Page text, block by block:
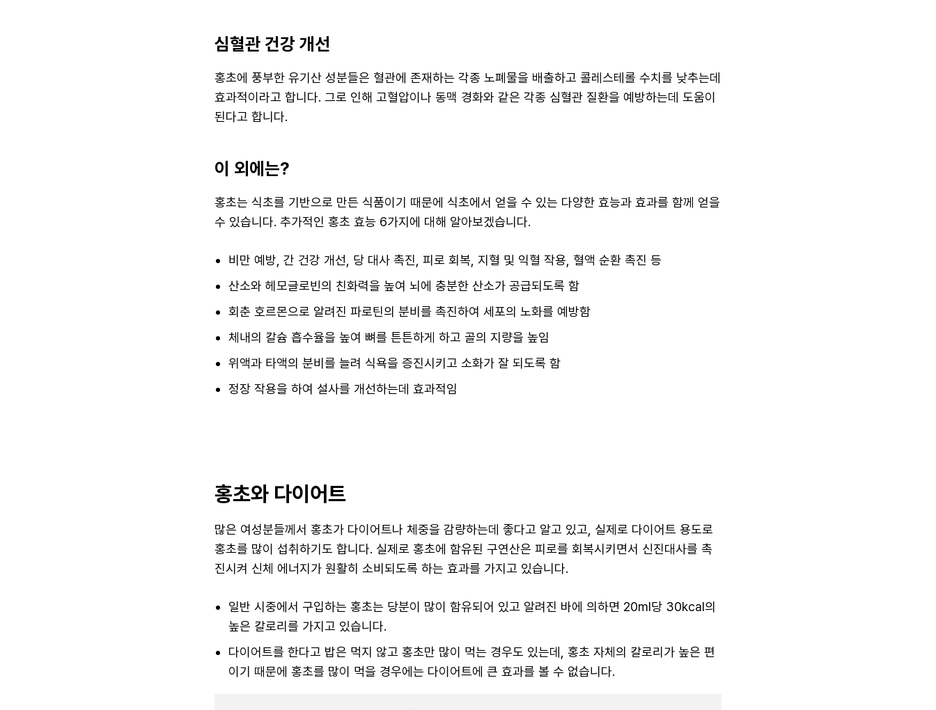
심혈관 건강 개선
홍초에 풍부한 유기산 성분들은 혈관에 존재하는 각종 노폐물을 배출하고 콜레스테롤 수치를 낮추는데
효과적이라고 합니다. 그로 인해 고혈압이나 동맥 경화와 같은 각종 심혈관 질환을 예방하는데 도움이
된다고 합니다.
이 외에는?
홍초는 식초를 기반으로 만든 식품이기 때문에 식초에서 얻을 수 있는 다양한 효능과 효과를 함께 얻을
수 있습니다. 추가적인 홍초 효능 6가지에 대해 알아보겠습니다.
비만 예방, 간 건강 개선, 당 대사 촉진, 피로 회복, 지혈 및 익혈 작용, 혈액 순환 촉진 등
산소와 헤모글로빈의 친화력을 높여 뇌에 충분한 산소가 공급되도록 함
회춘 호르몬으로 알려진 파로틴의 분비를 촉진하여 세포의 노화를 예방함
체내의 칼슘 흡수율을 높여 뼈를 튼튼하게 하고 골의 지량을 높임
위액과 타액의 분비를 늘려 식욕을 증진시키고 소화가 잘 되도록 함
정장 작용을 하여 설사를 개선하는데 효과적임
홍초와 다이어트
많은 여성분들께서 홍초가 다이어트나 체중을 감량하는데 좋다고 알고 있고, 실제로 다이어트 용도로
홍초를 많이 섭취하기도 합니다. 실제로 홍초에 함유된 구연산은 피로를 회복시키면서 신진대사를 촉
진시켜 신체 에너지가 원활히 소비되도록 하는 효과를 가지고 있습니다.
일반 시중에서 구입하는 홍초는 당분이 많이 함유되어 있고 알려진 바에 의하면 20ml당 30kcal의
높은 칼로리를 가지고 있습니다.
다이어트를 한다고 밥은 먹지 않고 홍초만 많이 먹는 경우도 있는데, 홍초 자체의 칼로리가 높은 편
이기 때문에 홍초를 많이 먹을 경우에는 다이어트에 큰 효과를 볼 수 없습니다.